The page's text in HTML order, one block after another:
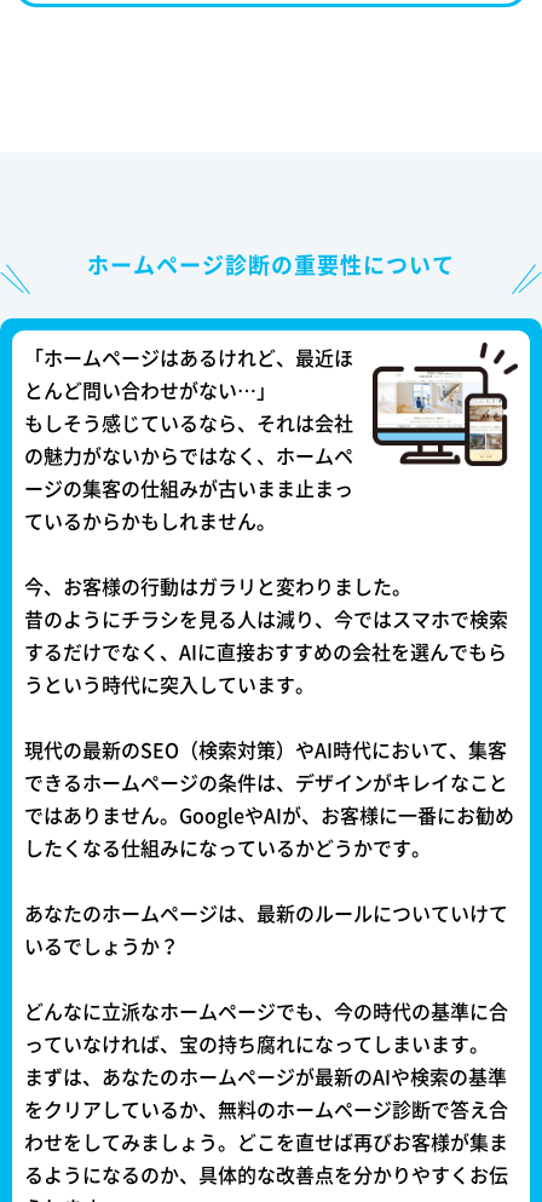
ホームページ診断の重要性について
「ホームページはあるけれど、最近ほ
とんど問い合わせがない…」
もしそう感じているなら、それは会社
の魅力がないからではなく、ホームペ
ージの集客の仕組みが古いまま止まっ
ているからかもしれません。
今、お客様の行動はガラリと変わりました。
昔のようにチラシを見る人は減り、今ではスマホで検索
するだけでなく、AIに直接おすすめの会社を選んでもら
うという時代に突入しています。
現代の最新のSEO（検索対策）やAI時代において、集客
できるホームページの条件は、デザインがキレイなこと
ではありません。GoogleやAIが、お客様に一番にお勧め
したくなる仕組みになっているかどうかです。
あなたのホームページは、最新のルールについていけて
いるでしょうか？
どんなに立派なホームページでも、今の時代の基準に合
っていなければ、宝の持ち腐れになってしまいます。
まずは、あなたのホームページが最新のAIや検索の基準
をクリアしているか、無料のホームページ診断で答え合
わせをしてみましょう。どこを直せば再びお客様が集ま
るようになるのか、具体的な改善点を分かりやすくお伝